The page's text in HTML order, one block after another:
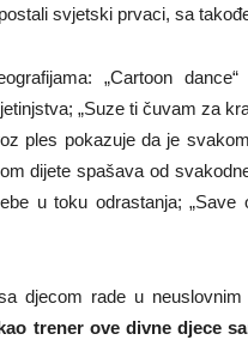
svjetski prvaci, sa
„Cartoon
„Suze ti čuvam za
ples pokazuje da je
dijete spašava od
u toku odrastanja; „Save
djecom rade u
trener ove divne djece